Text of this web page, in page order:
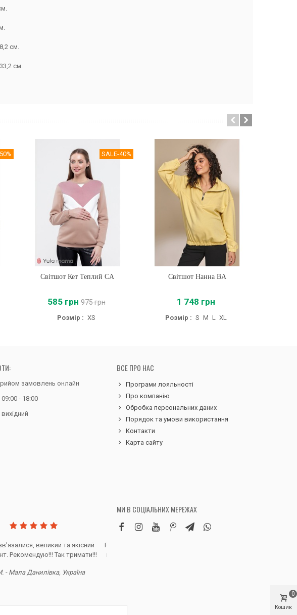
см.
см.
SALE-40%
Купити
Світшот Кет Теплий CA
585 грн 975 грн
Розмір : XS
Купити
Світшот Нанна BA
1 748 грн
Розмір : S M L XL
замовлень онлайн
- 18:00
ВСЕ ПРО НАС
Програми лояльності
Про компанію
Обробка персональних даних
Порядок та умови використання
Контакти
Карта сайту
великий та якісний
Рекомендую!!! Так тримати!!!
- Мала Данилівка, Україна
Робила замовлення дитячих вельветових
штанів. Дуже вдячна магазину, доставка
МИ В СОЦІАЛЬНИХ МЕРЕЖАХ
Кошик
0